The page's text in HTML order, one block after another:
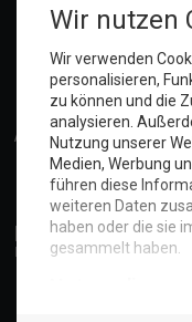
Anmelden